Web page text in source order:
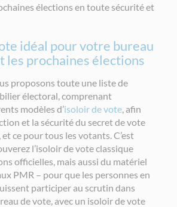
élections en toute sécurité et
idéal pour votre bureau
les prochaines élections
proposons toute une liste de
électoral, comprenant
modèles d’isoloir de vote, afin
et la sécurité du secret de vote
ce pour tous les votants. C’est
l’isoloir de vote classique
officielles, mais aussi du matériel
PMR – pour que les personnes en
participer au scrutin dans
de vote, avec un isoloir de vote